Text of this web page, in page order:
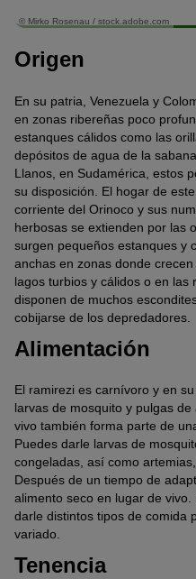
© Mirko Rosenau / stock.adobe.com
Origen
En su patria, Venezuela y
en zonas ribereñas poco
estanques cálidos como las
depósitos de agua de la
Llanos, en Sudamérica, estos
su disposición. El hogar de
corriente del Orinoco y sus
herbosas se extienden por las
surgen pequeños estanques y
anchas en zonas donde
lagos turbios y cálidos o en
disponen de muchos
cobijarse de los depredadores.
Alimentación
El ramirezi es carnívoro y en
larvas de mosquito y pulgas
vivo también forma parte de
Puedes darle larvas de
congeladas, así como
Después de un tiempo de
alimento seco en lugar de
darle distintos tipos de comida
variado.
Tenencia